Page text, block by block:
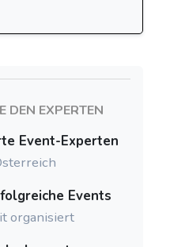
DEN EXPERTEN
Event-Experten
Events
organisiert